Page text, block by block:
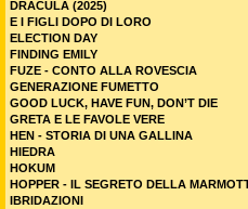
DRACULA (2025)
E I FIGLI DOPO DI LORO
ELECTION DAY
FINDING EMILY
FUZE - CONTO ALLA ROVESCIA
GENERAZIONE FUMETTO
GOOD LUCK, HAVE FUN, DON’T DIE
GRETA E LE FAVOLE VERE
HEN - STORIA DI UNA GALLINA
HIEDRA
HOKUM
HOPPER - IL SEGRETO DELLA
IBRIDAZIONI